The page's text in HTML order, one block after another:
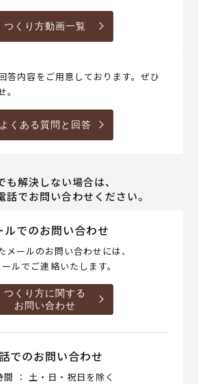
つくり方動画一覧
答内容をご用意しております。ぜひ
よくある質問と回答
も解決しない場合は、
話でお問い合わせください。
ルでのお問い合わせ
メールのお問い合わせには、
ルでご連絡いたします。
つくり方に関する
お問い合わせ
でのお問い合わせ
間 ： 土・日・祝日を除く